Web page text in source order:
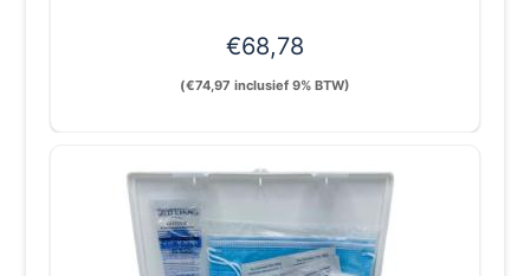
€68,78
(€74,97 inclusief 9% BTW)